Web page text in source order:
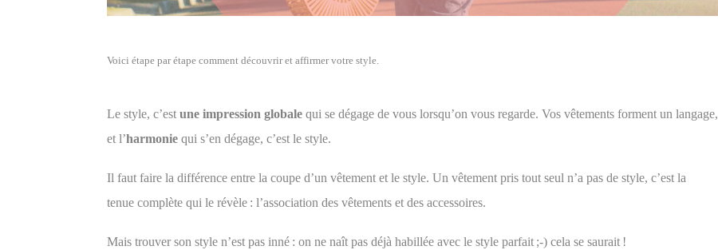
Voici étape par étape comment découvrir et affirmer votre style.
Le style, c’estune impression globale qui se dégage de vous lorsqu’on vous regarde. Vos vêtements forment un langage,
et l’harmonie qui s’en dégage, c’est le style.
Il faut faire la différence entre la coupe d’un vêtement et le style. Un vêtement pris tout seul n’a pas de style, c’est la
tenue complète qui le révèle : l’association des vêtements et des accessoires.
Mais trouver son style n’est pas inné : on ne naît pas déjà habillée avec le style parfait ;-) cela se saurait !